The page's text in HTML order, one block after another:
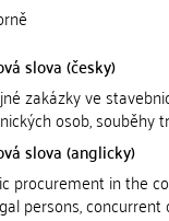
slova (česky)
zakázky ve
osob, souběhy
slova (anglicky)
procurement in the
persons,